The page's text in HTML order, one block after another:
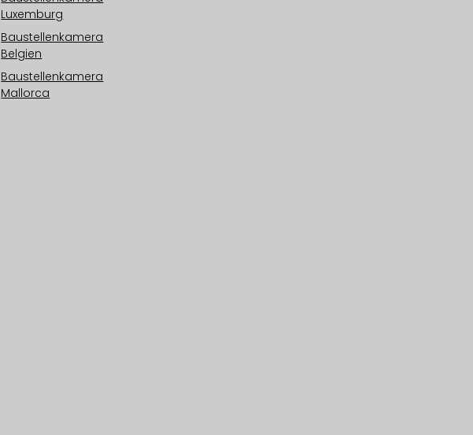
Luxemburg
Baustellenkamera
Belgien
Baustellenkamera
Mallorca